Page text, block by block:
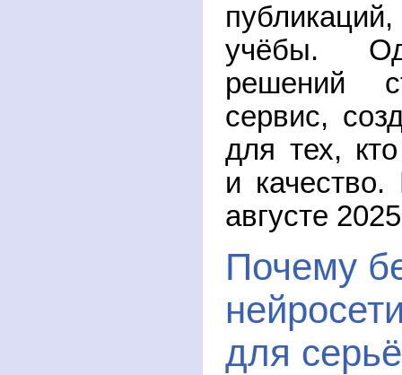
учёбы.
решений
сервис,
для тех,
и
августе
Почему
для